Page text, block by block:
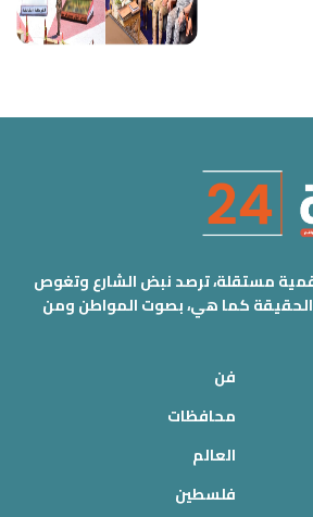
مستقلة، ترصد نبض الشارع وتغوص
كما هي، بصوت المواطن ومن
فن
محافظات
العالم
فلسطين